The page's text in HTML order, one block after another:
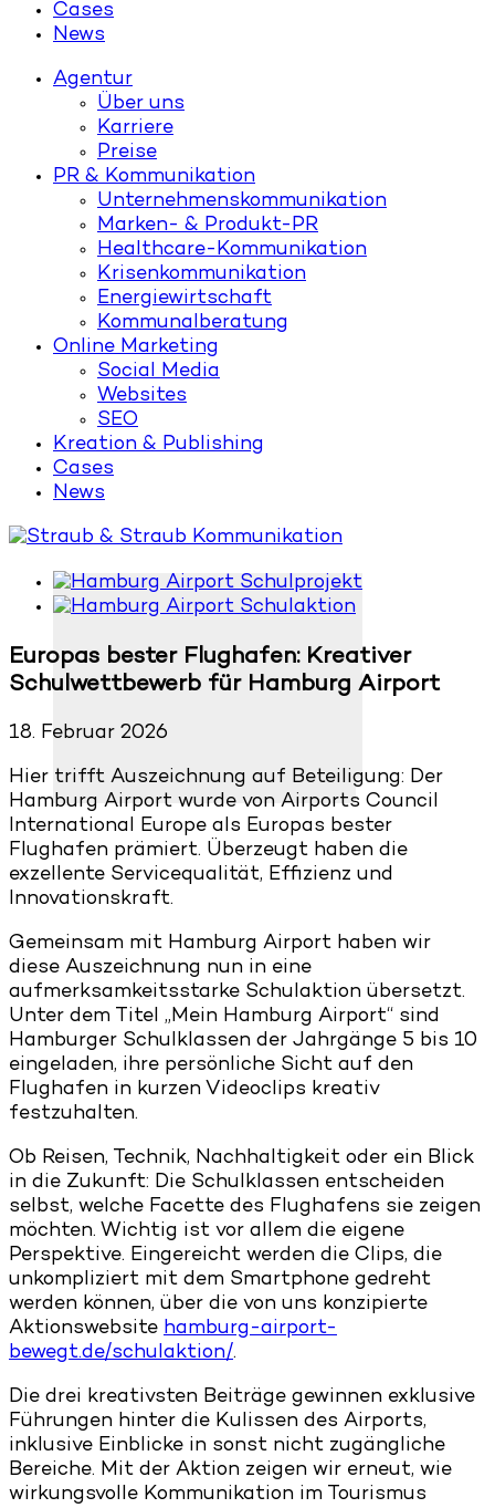
Cases
News
Agentur
Über uns
Karriere
Preise
PR & Kommunikation
Unternehmenskommunikation
Marken- & Produkt-PR
Healthcare-Kommunikation
Krisenkommunikation
Energiewirtschaft
Kommunalberatung
Online Marketing
Social Media
Websites
SEO
Kreation & Publishing
Cases
News
Europas bester Flughafen: Kreativer
Schulwettbewerb für Hamburg Airport
18. Februar 2026
Hier trifft Auszeichnung auf Beteiligung: Der
Hamburg Airport wurde von Airports Council
International Europe als Europas bester
Flughafen prämiert. Überzeugt haben die
exzellente Servicequalität, Effizienz und
Innovationskraft.
Gemeinsam mit Hamburg Airport haben wir
diese Auszeichnung nun in eine
aufmerksamkeitsstarke Schulaktion übersetzt.
Unter dem Titel „Mein Hamburg Airport“ sind
Hamburger Schulklassen der Jahrgänge 5 bis 10
eingeladen, ihre persönliche Sicht auf den
Flughafen in kurzen Videoclips kreativ
festzuhalten.
Ob Reisen, Technik, Nachhaltigkeit oder ein Blick
in die Zukunft: Die Schulklassen entscheiden
selbst, welche Facette des Flughafens sie zeigen
möchten. Wichtig ist vor allem die eigene
Perspektive. Eingereicht werden die Clips, die
unkompliziert mit dem Smartphone gedreht
werden können, über die von uns konzipierte
Aktionswebsite hamburg-airport-
bewegt.de/schulaktion/.
Die drei kreativsten Beiträge gewinnen exklusive
Führungen hinter die Kulissen des Airports,
inklusive Einblicke in sonst nicht zugängliche
Bereiche. Mit der Aktion zeigen wir erneut, wie
wirkungsvolle Kommunikation im Tourismus